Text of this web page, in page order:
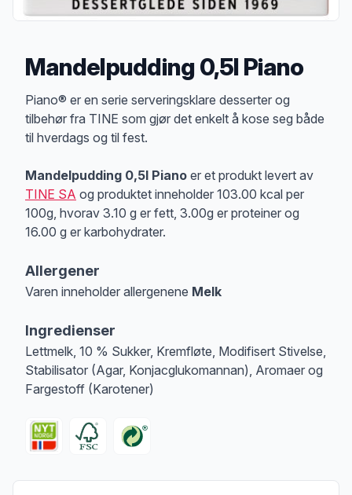
Mandelpudding 0,5l Piano
Produktbeskrivelse
Piano® er en serie serveringsklare desserter og
tilbehør fra TINE som gjør det enkelt å kose seg både
til hverdags og til fest.
Mandelpudding 0,5l Piano er et produkt levert av
TINE SA og produktet inneholder 103.00 kcal per
100g, hvorav 3.10 g er fett, 3.00g er proteiner og
16.00 g er karbohydrater.
Allergener
Varen inneholder allergenene Melk
Ingredienser
Lettmelk, 10 % Sukker, Kremfløte, Modifisert Stivelse,
Stabilisator (Agar, Konjacglukomannan), Aromaer og
Fargestoff (Karotener)